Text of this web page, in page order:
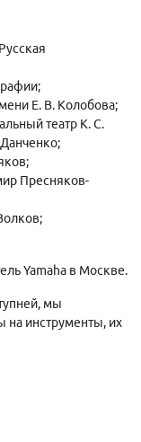
Е. В. Колобова;
театр К. С.
Пресняков-
Yamaha в Москве.
мы
инструменты, их